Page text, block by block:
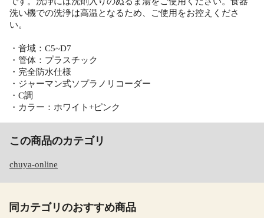
洗い機での洗浄は高温となるため、ご使用をお控えくださ
い。
・音域：C5~D7
・管体：プラスチック
・完全防水仕様
・ジャーマン式ソプラノリコーダー
・C調
・カラー：ホワイト+ピンク
この商品のカテゴリ
chuya-online
同カテゴリのおすすめ商品